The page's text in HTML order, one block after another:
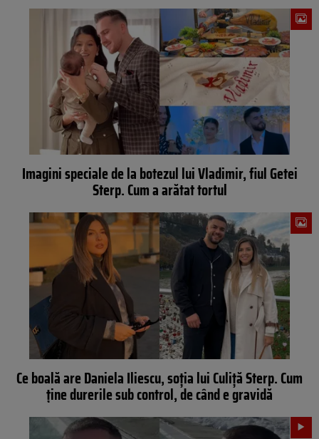
Imagini speciale de la botezul lui Vladimir, fiul Getei
Sterp. Cum a arătat tortul
Ce boală are Daniela Iliescu, soția lui Culiță Sterp. Cum
ține durerile sub control, de când e gravidă